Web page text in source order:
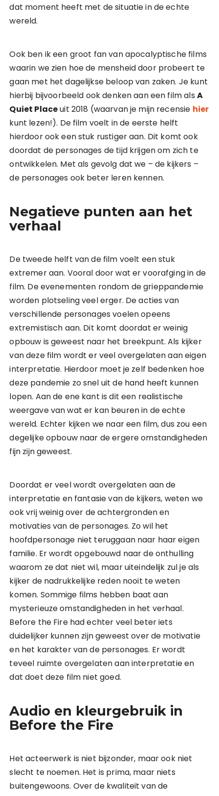
dat moment heeft met de situatie in de echte
wereld.
Ook ben ik een groot fan van apocalyptische films
waarin we zien hoe de mensheid door probeert te
gaan met het dagelijkse beloop van zaken. Je kunt
hierbij bijvoorbeeld ook denken aan een film als A
Quiet Placeuit 2018 (waarvan je mijn recensie hier
kunt lezen!). De film voelt in de eerste helft
hierdoor ook een stuk rustiger aan. Dit komt ook
doordat de personages de tijd krijgen om zich te
ontwikkelen. Met als gevolg dat we – de kijkers –
de personages ook beter leren kennen.
Negatieve punten aan het
verhaal
De tweede helft van de film voelt een stuk
extremer aan. Vooral door wat er voorafging in de
film. De evenementen rondom de grieppandemie
worden plotseling veel erger. De acties van
verschillende personages voelen opeens
extremistisch aan. Dit komt doordat er weinig
opbouw is geweest naar het breekpunt. Als kijker
van deze film wordt er veel overgelaten aan eigen
interpretatie. Hierdoor moet je zelf bedenken hoe
deze pandemie zo snel uit de hand heeft kunnen
lopen. Aan de ene kant is dit een realistische
weergave van wat er kan beuren in de echte
wereld. Echter kijken we naar een film, dus zou een
degelijke opbouw naar de ergere omstandigheden
fijn zijn geweest.
Doordat er veel wordt overgelaten aan de
interpretatie en fantasie van de kijkers, weten we
ook vrij weinig over de achtergronden en
motivaties van de personages. Zo wil het
hoofdpersonage niet teruggaan naar haar eigen
familie. Er wordt opgebouwd naar de onthulling
waarom ze dat niet wil, maar uiteindelijk zul je als
kijker de nadrukkelijke reden nooit te weten
komen. Sommige films hebben baat aan
mysterieuze omstandigheden in het verhaal.
Before the Fire had echter veel beter iets
duidelijker kunnen zijn geweest over de motivatie
en het karakter van de personages. Er wordt
teveel ruimte overgelaten aan interpretatie en
dat doet deze film niet goed.
Audio en kleurgebruik in
Before the Fire
Het acteerwerk is niet bijzonder, maar ook niet
slecht te noemen. Het is prima, maar niets
buitengewoons. Over de kwaliteit van de